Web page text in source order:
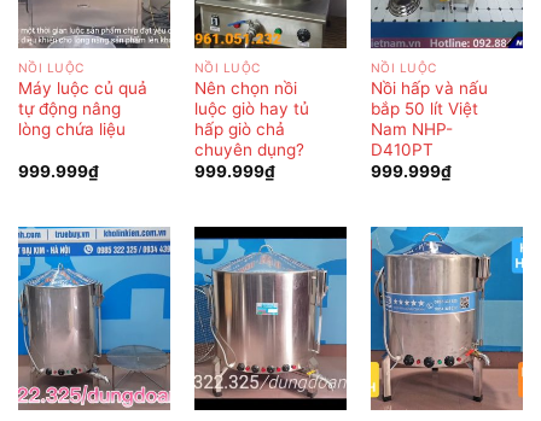
NỒI LUỘC
Máy luộc củ quả
tự động nâng
lòng chứa liệu
999.999₫
NỒI LUỘC
Nên chọn nồi
luộc giò hay tủ
hấp giò chả
chuyên dụng?
999.999₫
NỒI LUỘC
Nồi hấp và nấu
bắp 50 lít Việt
Nam NHP-
D410PT
999.999₫